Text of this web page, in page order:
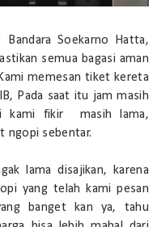
Soekarno Hatta,
semua bagasi aman
memesan tiket kereta
Pada saat itu jam masih
kami fikir masih lama,
ngopi sebentar.
lama disajikan, karena
yang telah kami pesan
banget kan ya, tahu